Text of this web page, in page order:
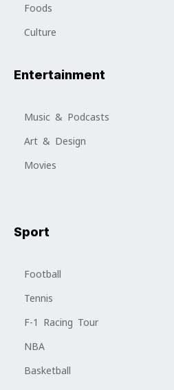
Foods
Culture
Entertainment
Music & Podcasts
Art & Design
Movies
Sport
Football
Tennis
F-1 Racing Tour
NBA
Basketball